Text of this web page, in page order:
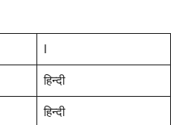
I
हिन्दी
हिन्दी